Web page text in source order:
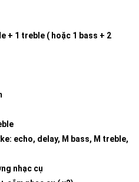
+ 1 treble ( hoặc 1 bass + 2
echo, delay, M bass, M treble,
nhạc cụ